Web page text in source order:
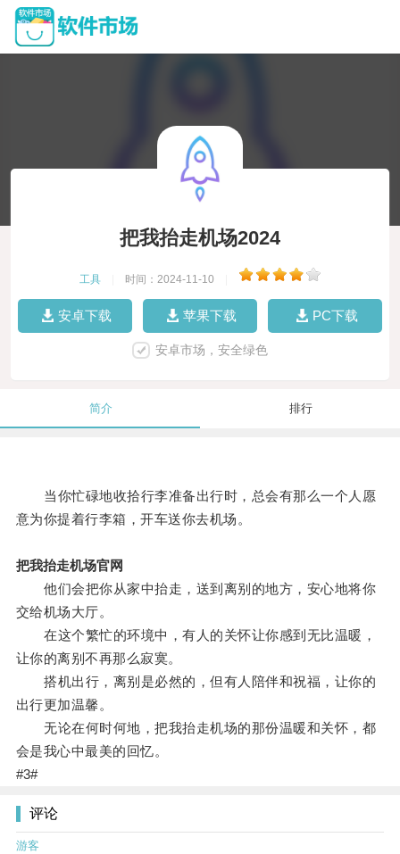
把我抬走机场2024
工具 时间：2024-11-10
安卓下载 苹果下载 PC下载
安卓市场，安全绿色
简介 排行
当你忙碌地收拾行李准备出行时，总会有那么一个人愿
意为你提着行李箱，开车送你去机场。
把我抬走机场官网
他们会把你从家中抬走，送到离别的地方，安心地将你
交给机场大厅。
在这个繁忙的环境中，有人的关怀让你感到无比温暖，
让你的离别不再那么寂寞。
搭机出行，离别是必然的，但有人陪伴和祝福，让你的
出行更加温馨。
无论在何时何地，把我抬走机场的那份温暖和关怀，都
会是我心中最美的回忆。
#3#
评论
游客